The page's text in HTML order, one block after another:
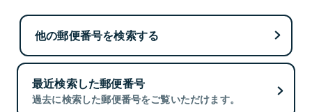
他の郵便番号を検索する
最近検索した郵便番号
過去に検索した郵便番号をご覧いただけます。